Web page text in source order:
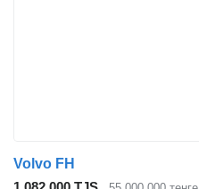
Volvo FH